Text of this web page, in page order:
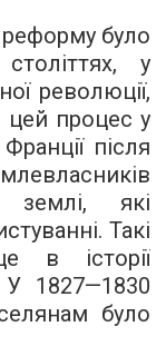
реформу було
у
революції,
цей процес у
після
землі, які
Такі
в історії
У 1827—1830
було